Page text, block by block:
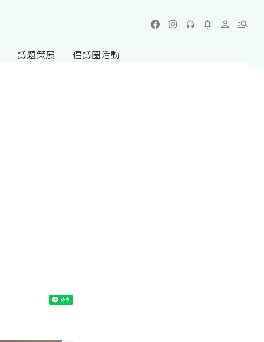
議題策展 倡議圈活動